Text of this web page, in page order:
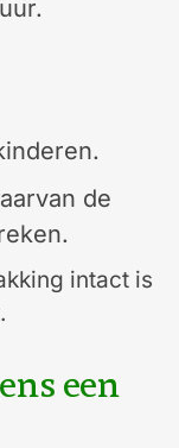
de
intact is
een